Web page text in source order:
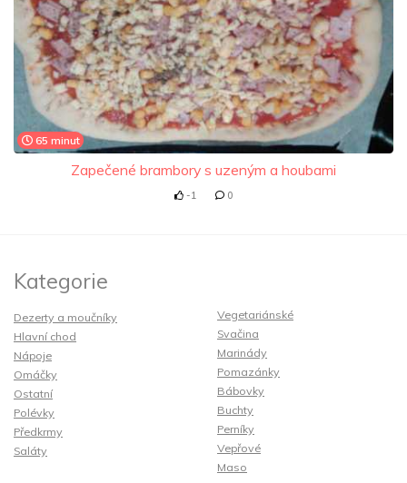
65 minut
Zapečené brambory s uzeným a houbami
-1 0
Kategorie
Dezerty a moučníky
Hlavní chod
Nápoje
Omáčky
Ostatní
Polévky
Předkrmy
Saláty
Vegetariánské
Svačina
Marinády
Pomazánky
Bábovky
Buchty
Perníky
Vepřové
Maso